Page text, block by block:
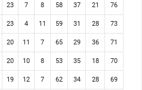
23 7 8 58 37 21 76
23 4 11 59 31 28 73
20 11 7 65 29 36 71
20 10 8 53 35 18 70
19 12 7 62 34 28 69